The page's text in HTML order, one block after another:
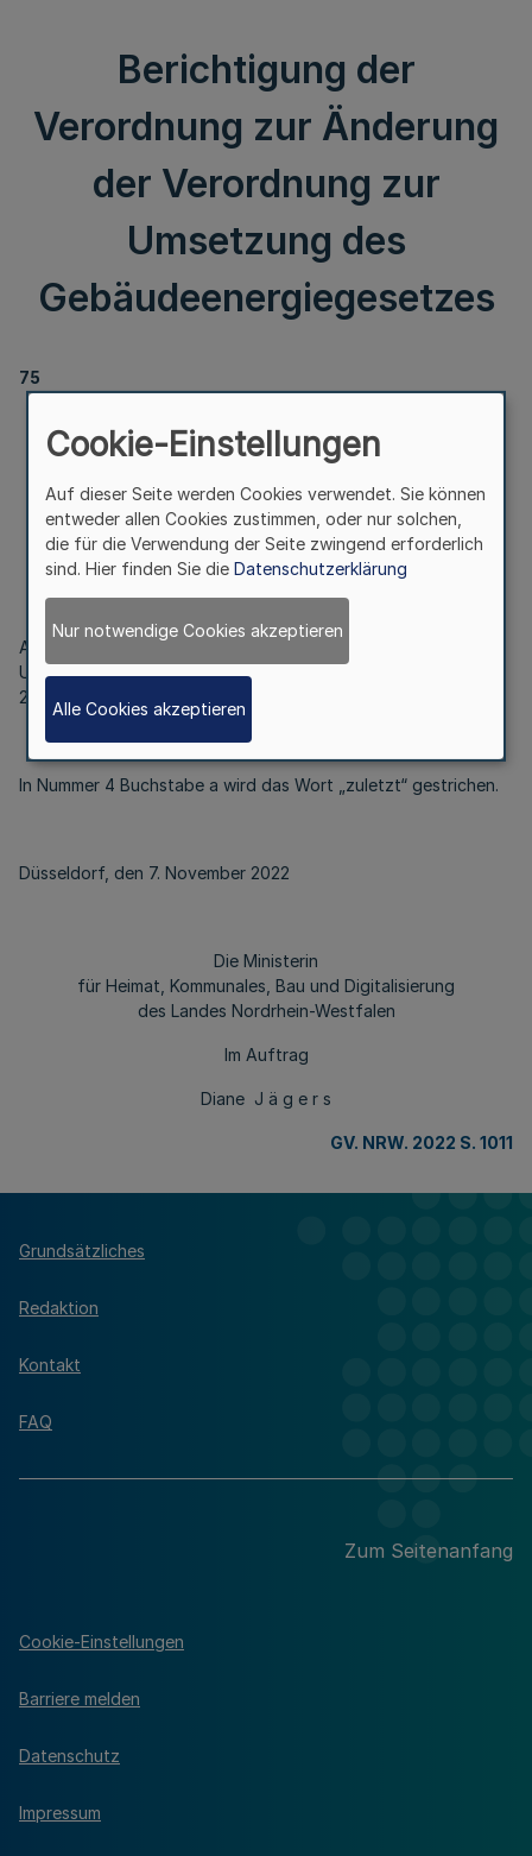
Berichtigung der
Verordnung zur Änderung
der Verordnung zur
Umsetzung des
Gebäudeenergiegesetzes
75
Verordnung
Vom 7. November 2022
Artikel 1 der Verordnung zur Änderung der Verordnung zur
Umsetzung des Gebäudeenergiegesetzes vom 21. September
2022 (
In Nummer 4 Buchstabe a wird das Wort „zuletzt“ gestrichen.
Düsseldorf, den 7. November 2022
Die Ministerin
für Heimat, Kommunales, Bau und Digitalisierung
des Landes Nordrhein-Westfalen
Im Auftrag
Diane J ä g e r s
GV. NRW. 2022 S. 1011
Grundsätzliches
Redaktion
Kontakt
FAQ
Zum Seitenanfang
Cookie-Einstellungen
Barriere melden
Datenschutz
Impressum
Cookie-Einstellungen
Auf dieser Seite werden Cookies verwendet. Sie können
entweder allen Cookies zustimmen, oder nur solchen,
die für die Verwendung der Seite zwingend erforderlich
sind. Hier finden Sie die Datenschutzerklärung
Nur notwendige Cookies akzeptieren
Alle Cookies akzeptieren